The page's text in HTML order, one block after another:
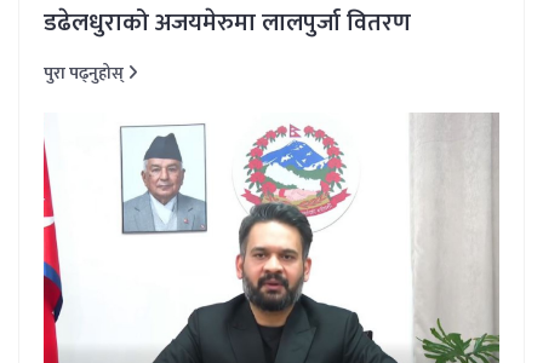
डढेलधुराको अजयमेरुमा लालपुर्जा वितरण
पुरा पढ्नुहोस्